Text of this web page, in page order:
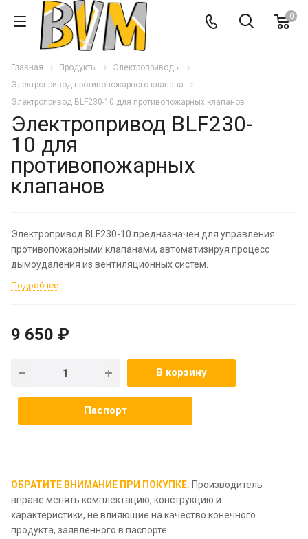
0
Главная Продукты
Электроприводы
Электропривод противопожарного клапана
Электропривод BLF230-10 для противопожарных клапанов
Электропривод BLF230-
10 для
противопожарных
клапанов
Электропривод BLF230-10 предназначен для управления
противопожарными клапанами, автоматизируя процесс
дымоудаления из вентиляционных систем.
Подробнее
9 650 ₽
В корзину
Паспорт
ОБРАТИТЕ ВНИМАНИЕ ПРИ ПОКУПКЕ: Производитель
вправе менять комплектацию, конструкцию и
характеристики, не влияющие на качество конечного
продукта, заявленного в паспорте.